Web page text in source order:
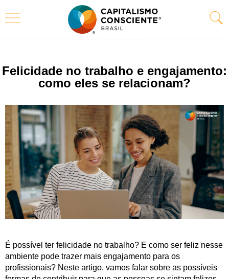
Felicidade no trabalho e engajamento:
como eles se relacionam?
É possível ter felicidade no trabalho? E como ser feliz nesse
ambiente pode trazer mais engajamento para os
profissionais? Neste artigo, vamos falar sobre as possíveis